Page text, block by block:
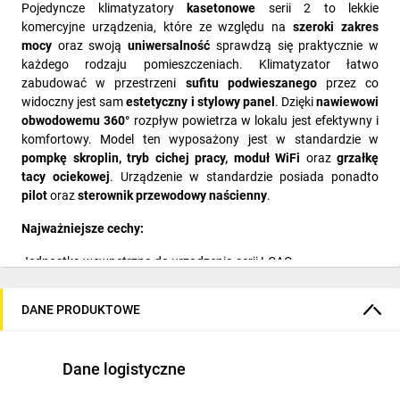
Pojedyncze klimatyzatory kasetonowe serii 2 to lekkie
komercyjne urządzenia, które ze względu naszeroki zakres
mocy oraz swojąuniwersalność sprawdzą się praktycznie w
każdego rodzaju pomieszczeniach. Klimatyzator łatwo
zabudować w przestrzeni sufitu podwieszanegoprzez co
widoczny jest samestetyczny i stylowy panel . Dziękinawiewowi
obwodowemu 360° rozpływ powietrza w lokalu jest efektywny i
komfortowy. Model ten wyposażony jest w standardzie w
pompkę skroplin, tryb cichej pracy, moduł WiFi oraz grzałkę
tacy ociekowej. Urządzenie w standardzie posiada ponadto
pilotorazsterownik przewodowy naścienny.
Najważniejsze cechy:
Jednostka wewnetrzna do urządzenia serii LCAC
Sterownik naścienny i pilot w komplecie
DANE PRODUKTOWE
Dane logistyczne